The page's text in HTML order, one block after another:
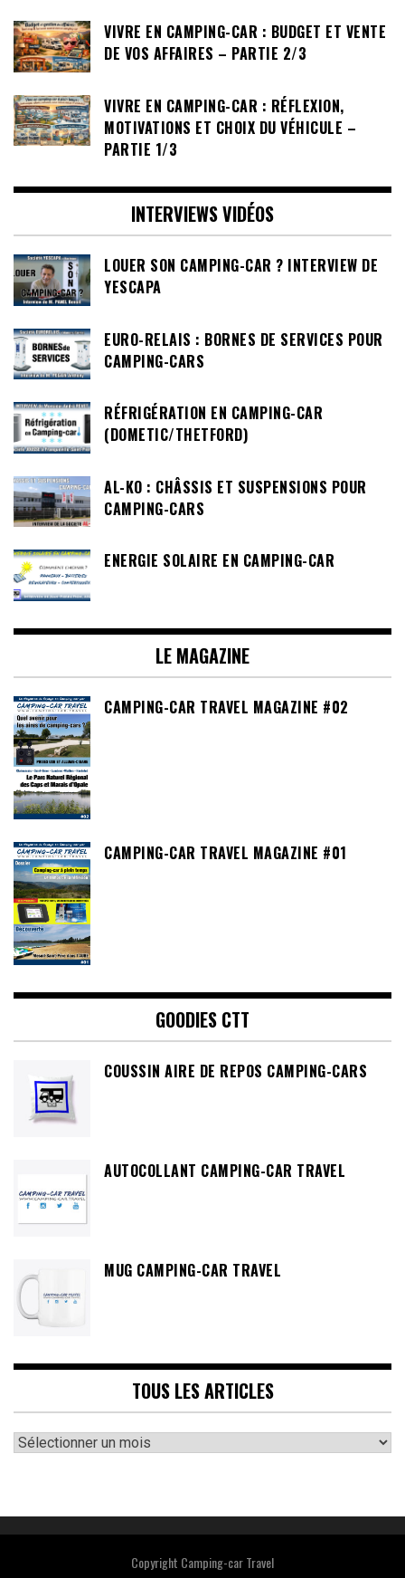
VIVRE EN CAMPING-CAR : BUDGET ET VENTE
DE VOS AFFAIRES – PARTIE 2/3
VIVRE EN CAMPING-CAR : RÉFLEXION,
MOTIVATIONS ET CHOIX DU VÉHICULE –
PARTIE 1/3
INTERVIEWS VIDÉOS
LOUER SON CAMPING-CAR ? INTERVIEW DE
YESCAPA
EURO-RELAIS : BORNES DE SERVICES POUR
CAMPING-CARS
RÉFRIGÉRATION EN CAMPING-CAR
(DOMETIC/THETFORD)
AL-KO : CHÂSSIS ET SUSPENSIONS POUR
CAMPING-CARS
ENERGIE SOLAIRE EN CAMPING-CAR
LE MAGAZINE
CAMPING-CAR TRAVEL MAGAZINE #02
CAMPING-CAR TRAVEL MAGAZINE #01
GOODIES CTT
COUSSIN AIRE DE REPOS CAMPING-CARS
AUTOCOLLANT CAMPING-CAR TRAVEL
MUG CAMPING-CAR TRAVEL
TOUS LES ARTICLES
Tous
les
Copyright Camping-car Travel